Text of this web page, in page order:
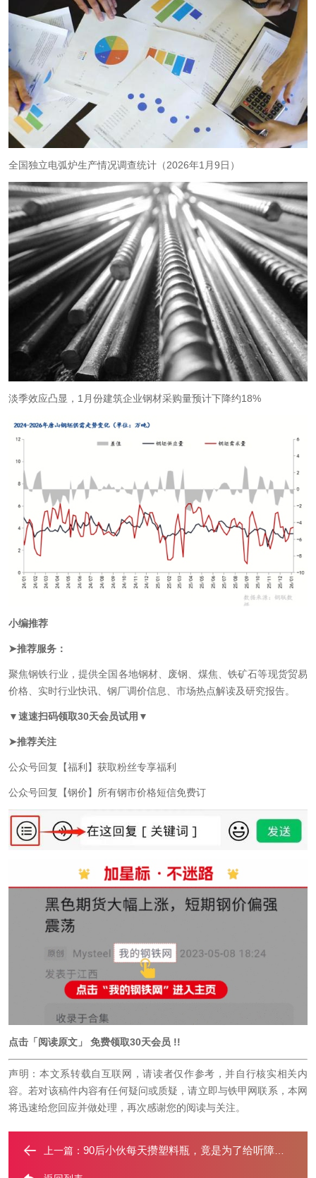
全国独立电弧炉生产情况调查统计（2026年1月9日）
淡季效应凸显，1月份建筑企业钢材采购量预计下降约18%
小编推荐
➤推荐服务：
聚焦钢铁行业，提供全国各地钢材、废钢、煤焦、铁矿石等现货贸易
价格、实时行业快讯、钢厂调价信息、市场热点解读及研究报告。
▼速速扫码领取30天会员试用▼
➤推荐关注
公众号回复 【福利】 获取粉丝专享福利
公众号回复 【钢价】 所有钢市价格短信免费订
点击 「阅读原文」 免费领取30天会员 !!
声明：本文系转载自互联网，请读者仅作参考，并自行核实相关内
容。若对该稿件内容有任何疑问或质疑，请立即与铁甲网联系，本网
将迅速给您回应并做处理，再次感谢您的阅读与关注。
上一篇： 90后小伙每天攒塑料瓶，竟是为了给听障老人画一个笑脸